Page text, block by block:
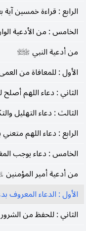
الرابع : قراءة خمسين
الخامس : من الأدعية
من أدعية النبي صلى‌الله‌عليه‌وآله‌وسلم
الأول : للمعافاة من
الثاني : دعاء اللهم
الثالث : دعاء التهليل
الرابع : دعاء اللهم
الخامس : دعاء يوجب
من أدعية أمير المؤمنين
الأول : الدعاء المعروف
الثاني : للحفظ من الشرور